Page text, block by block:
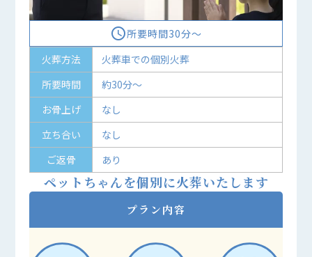
access_time所要時間30分〜
プラン内容
ペットちゃんを個別に火葬いたします
火葬方法
火葬車での個別火葬
所要時間
約30分～
お骨上げ
なし
立ち合い
なし
ご返骨
あり